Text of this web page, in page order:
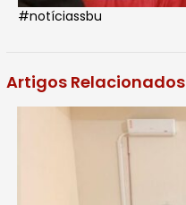
#notíciassbu
Artigos Relacionados